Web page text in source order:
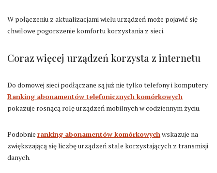
W połączeniu z aktualizacjami wielu urządzeń może pojawić się
chwilowe pogorszenie komfortu korzystania z sieci.
Coraz więcej urządzeń korzysta z internetu
Do domowej sieci podłączane są już nie tylko telefony i komputery.
Ranking abonamentów telefonicznych komórkowych
pokazuje rosnącą rolę urządzeń mobilnych w codziennym życiu.
Podobnie ranking abonamentów komórkowychwskazuje na
zwiększającą się liczbę urządzeń stale korzystających z transmisji
danych.